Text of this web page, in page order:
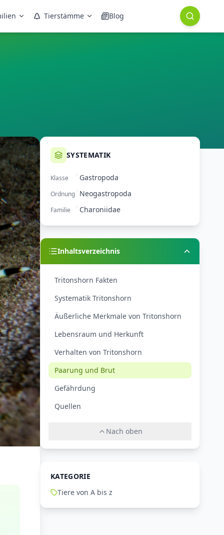
Tierstämme Blog
SYSTEMATIK
Klasse Gastropoda
Ordnung Neogastropoda
Familie Charoniidae
Inhaltsverzeichnis
Tritonshorn Fakten
Systematik Tritonshorn
Äußerliche Merkmale von Tritonshorn
Lebensraum und Herkunft
Verhalten von Tritonshorn
Paarung und Brut
Gefährdung
Quellen
Nach oben
KATEGORIE
Tiere von A bis z